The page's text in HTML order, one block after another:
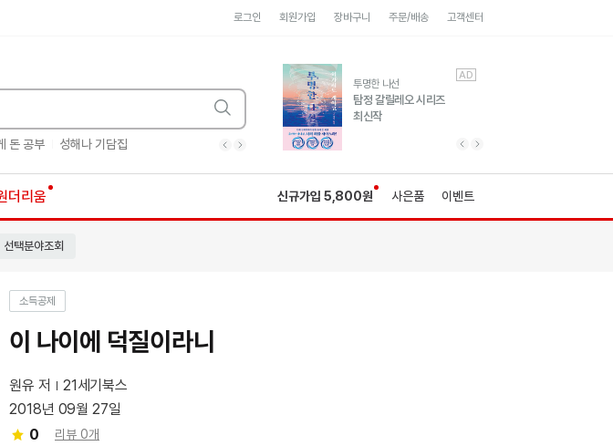
로그인 회원가입 장바구니 주문/배송 고객센터
돈 공부 성해나 기담집 히가시노게이고 추모 수족관 독하게 돈 공부
유럽 도시 기행3
풍성한 서사와 인문학적
통찰!
AD
투명한 나선
탐정 갈릴레오 시리즈
최신작
AD
더리움 신규가입 5,800원 사은품 이벤트
선택분야조회
소득공제
이 나이에 덕질이라니
원유 저
21세기북스
2018년 09월 27일
0
리뷰 0개